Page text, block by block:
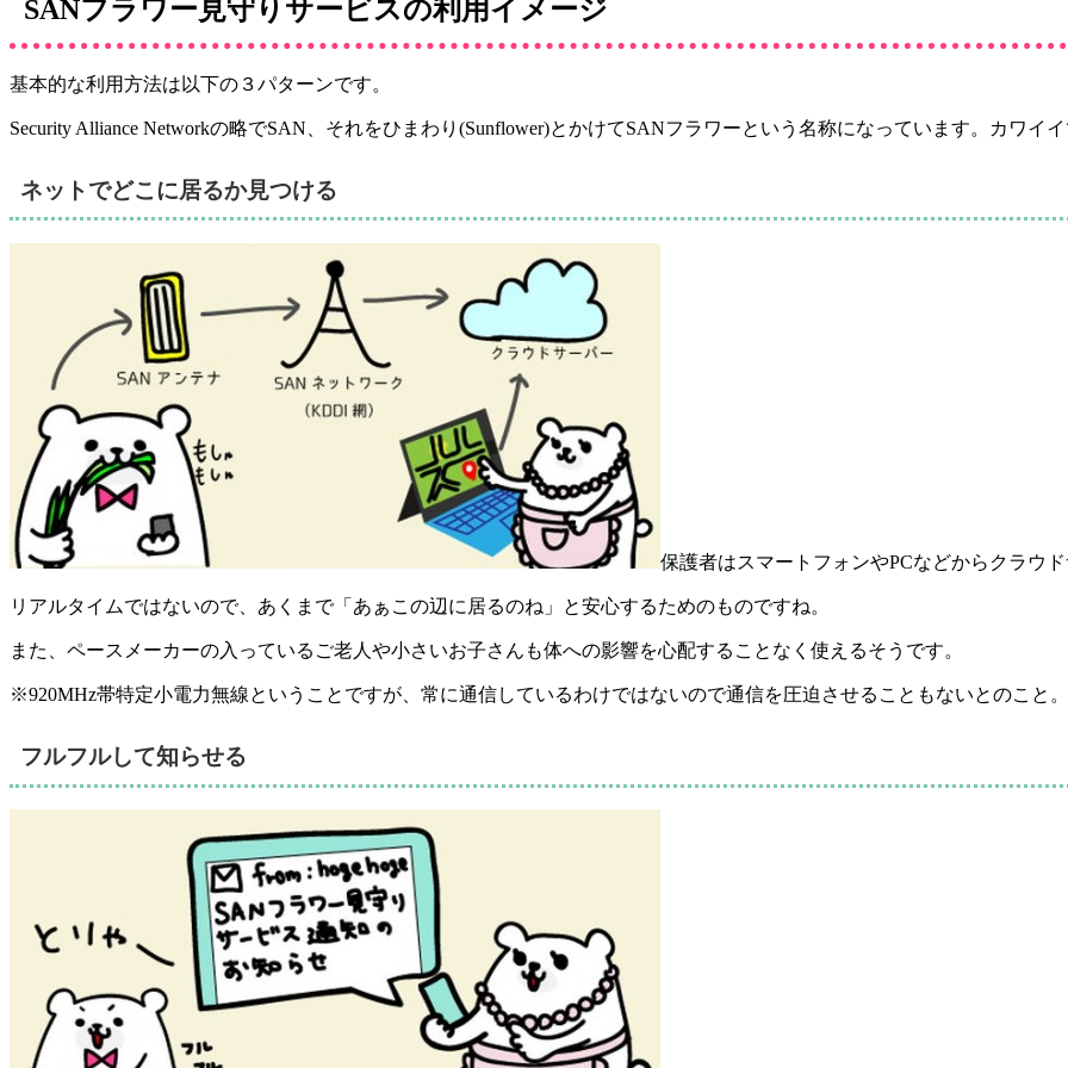
SANフラワー見守りサービスの利用イメージ
基本的な利用方法は以下の３パターンです。
Security Alliance Networkの略でSAN、それをひまわり(Sunflower)とかけてSANフラワーという名称になっています。カワイイ
ネットでどこに居るか見つける
保護者はスマートフォンやPCなどからクラウ
リアルタイムではないので、あくまで「あぁこの辺に居るのね」と安心するためのものですね。
また、ペースメーカーの入っているご老人や小さいお子さんも体への影響を心配することなく使えるそうです。
※920MHz帯特定小電力無線ということですが、常に通信しているわけではないので通信を圧迫させることもないとのこと。
フルフルして知らせる